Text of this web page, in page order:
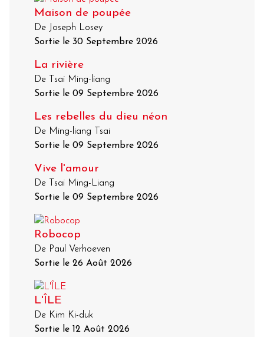
Maison de poupée
De Joseph Losey
Sortie le 30 Septembre 2026
La rivière
De Tsai Ming-liang
Sortie le 09 Septembre 2026
Les rebelles du dieu néon
De Ming-liang Tsai
Sortie le 09 Septembre 2026
Vive l'amour
De Tsai Ming-Liang
Sortie le 09 Septembre 2026
Robocop
De Paul Verhoeven
Sortie le 26 Août 2026
L'ÎLE
De Kim Ki-duk
Sortie le 12 Août 2026